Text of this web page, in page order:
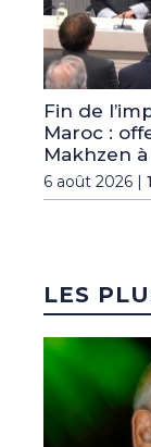
Fin de
Maroc :
Makhzen
6 août 2026 |
LES